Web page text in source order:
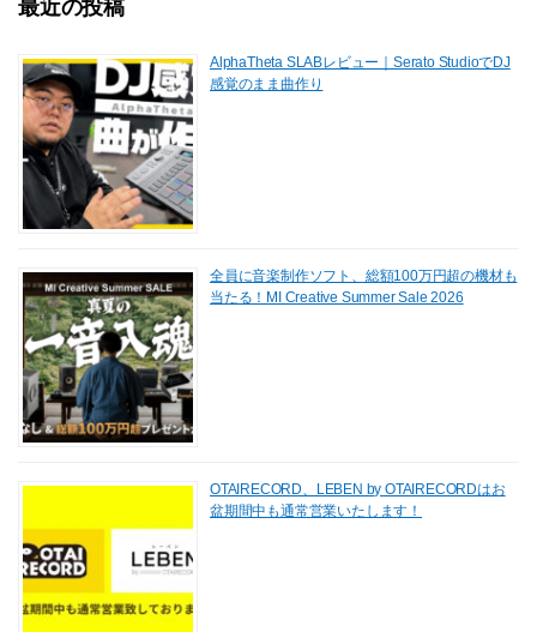
AlphaTheta SLABレビュー｜Serato StudioでDJ
感覚のまま曲作り
全員に音楽制作ソフト、総額100万円超の機材も
当たる！MI Creative Summer Sale 2026
OTAIRECORD、LEBEN by OTAIRECORDはお
盆期間中も通常営業いたします！